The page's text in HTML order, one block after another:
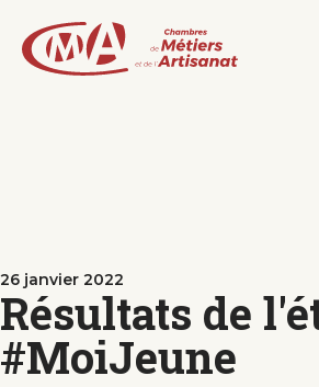
contenu
principal
26 janvier 2022
Résultats de
#MoiJeune